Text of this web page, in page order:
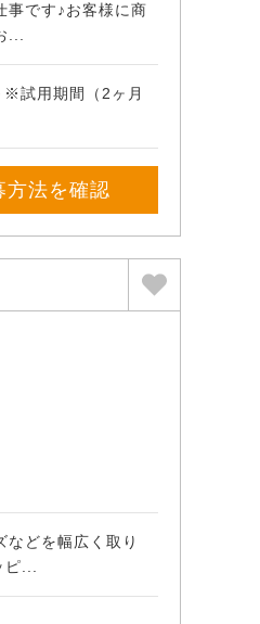
事です♪お客様に商
...
※試用期間（2ヶ月
方法を確認
などを幅広く取り
...